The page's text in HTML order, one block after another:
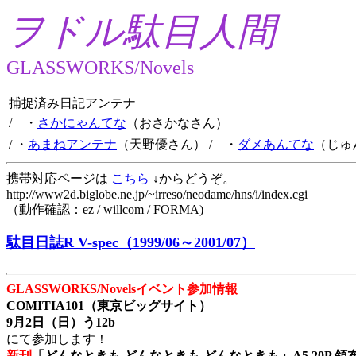
ヲドル駄目人間
GLASSWORKS/Novels
捕捉済み日記アンテナ
/ ・ さかにゃんてな （おさかなさん）
/ ・ あまねアンテナ （天野優さん） / ・ ダメあんてな （じ
携帯対応ページは こちら ↓からどうぞ。
http://www2d.biglobe.ne.jp/~irreso/neodame/hns/i/index.cgi
（動作確認：ez / willcom / FORMA)
駄目日誌R V-spec（1999/06～2001/07）
GLASSWORKS/Novelsイベント参加情報
COMITIA101（東京ビッグサイト）
9月2日（日）う12b
にて参加します！